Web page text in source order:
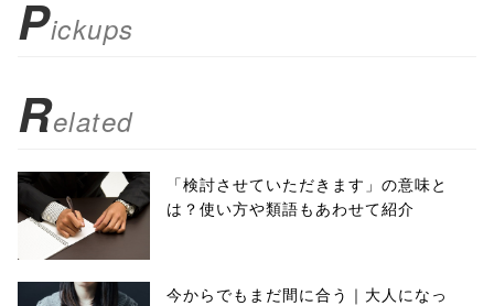
false;"> シェア
Pickups
Related
「検討させていただきます」の意味と
は？使い方や類語もあわせて紹介
今からでもまだ間に合う｜大人になっ